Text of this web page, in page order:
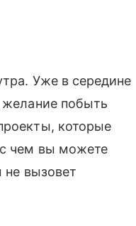
Уже в середине
желание побыть
которые
с чем вы можете
не вызовет